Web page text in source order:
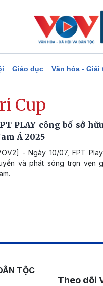
Giáo dục Văn hóa - Giải
Cup
PLAY công bố sở
Á 2025
- Ngày 10/07, FPT
và phát sóng trọn vẹn
TỘC
Theo dõi